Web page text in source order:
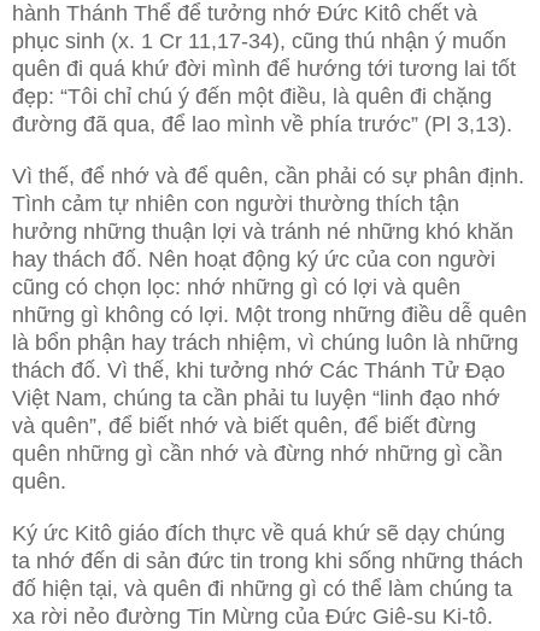
hành Thánh Thể để tưởng nhớ Đức Kitô chết và
phục sinh (x. 1 Cr 11,17-34), cũng thú nhận ý muốn
quên đi quá khứ đời mình để hướng tới tương lai tốt
đẹp: “Tôi chỉ chú ý đến một điều, là quên đi chặng
đường đã qua, để lao mình về phía trước” (Pl 3,13).
Vì thế, để nhớ và để quên, cần phải có sự phân định.
Tình cảm tự nhiên con người thường thích tận
hưởng những thuận lợi và tránh né những khó khăn
hay thách đố. Nên hoạt động ký ức của con người
cũng có chọn lọc: nhớ những gì có lợi và quên
những gì không có lợi. Một trong những điều dễ quên
là bổn phận hay trách nhiệm, vì chúng luôn là những
thách đố. Vì thế, khi tưởng nhớ Các Thánh Tử Đạo
Việt Nam, chúng ta cần phải tu luyện “linh đạo nhớ
và quên”, để biết nhớ và biết quên, để biết đừng
quên những gì cần nhớ và đừng nhớ những gì cần
quên.
Ký ức Kitô giáo đích thực về quá khứ sẽ dạy chúng
ta nhớ đến di sản đức tin trong khi sống những thách
đố hiện tại, và quên đi những gì có thể làm chúng ta
xa rời nẻo đường Tin Mừng của Đức Giê-su Ki-tô.